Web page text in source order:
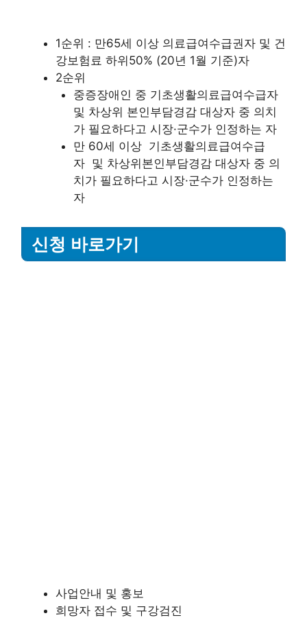
1순위 : 만65세 이상 의료급여수급권자 및 건
강보험료 하위50% (20년 1월 기준)자
2순위
중증장애인 중 기초생활의료급여수급자
및 차상위 본인부담경감 대상자 중 의치
가 필요하다고 시장·군수가 인정하는 자
만 60세 이상 기초생활의료급여수급
자 및 차상위본인부담경감 대상자 중 의
치가 필요하다고 시장·군수가 인정하는
자
신청 바로가기
사업안내 및 홍보
희망자 접수 및 구강검진